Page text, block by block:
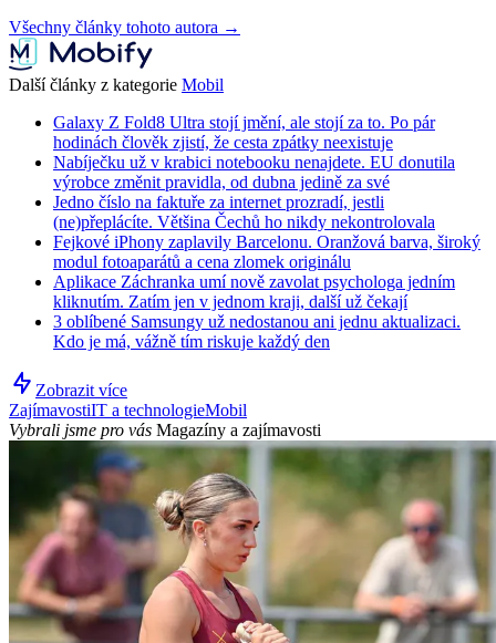
Všechny články tohoto autora →
Další články z kategorie Mobil
Galaxy Z Fold8 Ultra stojí jmění, ale stojí za to. Po pár
hodinách člověk zjistí, že cesta zpátky neexistuje
Nabíječku už v krabici notebooku nenajdete. EU donutila
výrobce změnit pravidla, od dubna jedině za své
Jedno číslo na faktuře za internet prozradí, jestli
(ne)přeplácíte. Většina Čechů ho nikdy nekontrolovala
Fejkové iPhony zaplavily Barcelonu. Oranžová barva, široký
modul fotoaparátů a cena zlomek originálu
Aplikace Záchranka umí nově zavolat psychologa jedním
kliknutím. Zatím jen v jednom kraji, další už čekají
3 oblíbené Samsungy už nedostanou ani jednu aktualizaci.
Kdo je má, vážně tím riskuje každý den
Zobrazit více
ZajímavostiIT a technologieMobil
Vybrali jsme pro vás Magazíny a zajímavosti